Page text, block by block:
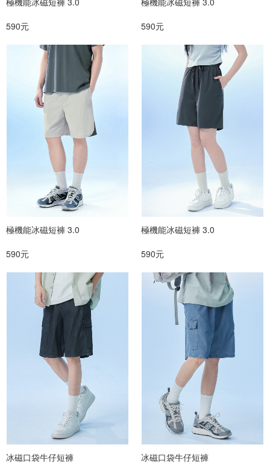
590元
590元
極機能冰磁短褲 3.0
590元
極機能冰磁短褲 3.0
590元
冰磁口袋牛仔短褲
冰磁口袋牛仔短褲